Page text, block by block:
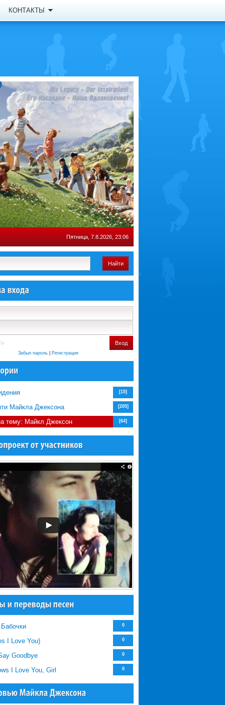
КОНТАКТЫ
Пятница, 7.8.2026, 23:06
Найти
Вход
Забыл пароль Регистрация
[15]
Майкла Джексона [205]
тему: Майкл Джексон [64]
0
I Love You) 0
Goodbye 0
I Love You, Girl 0